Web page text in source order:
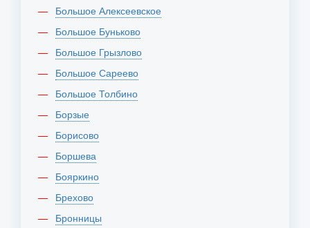
Большое Алексеевское
Большое Буньково
Большое Грызлово
Большое Сареево
Большое Толбино
Борзые
Борисово
Боршева
Бояркино
Брехово
Бронницы